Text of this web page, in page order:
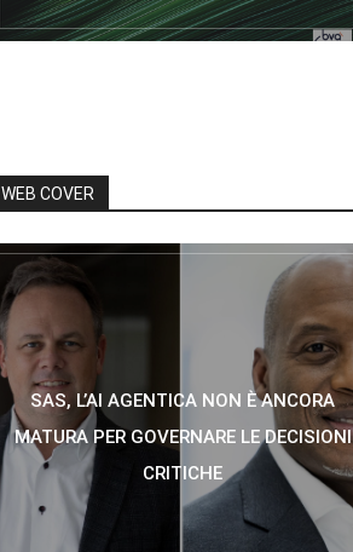
WEB COVER
SAS, L’AI AGENTICA NON È ANCORA
MATURA PER GOVERNARE LE DECISIONI
CRITICHE